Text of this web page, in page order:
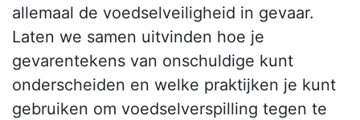
allemaal de voedselveiligheid in gevaar.
Laten we samen uitvinden hoe je
gevarentekens van onschuldige kunt
onderscheiden en welke praktijken je kunt
gebruiken om voedselverspilling tegen te